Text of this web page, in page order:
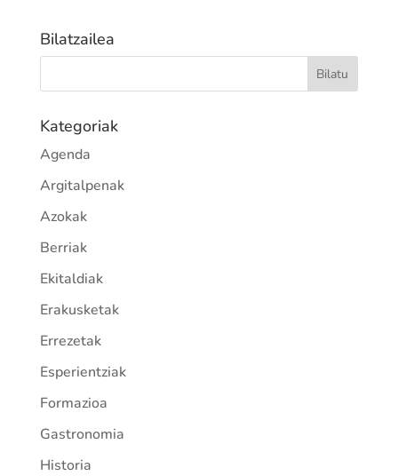
Bilatzailea
Kategoriak
Agenda
Argitalpenak
Azokak
Berriak
Ekitaldiak
Erakusketak
Errezetak
Esperientziak
Formazioa
Gastronomia
Historia